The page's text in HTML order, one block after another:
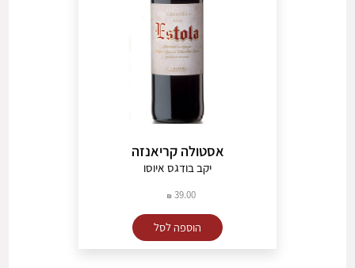
אסטולה קריאנזה
יקב בודגס איוסו
39.00
הוספה לסל